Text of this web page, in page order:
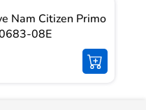
Nam Citizen Primo
08E